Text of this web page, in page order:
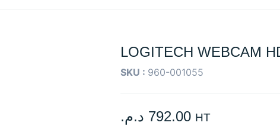
LOGITECH WEBCAM
SKU : 960-001055
792.00 د.م. HT